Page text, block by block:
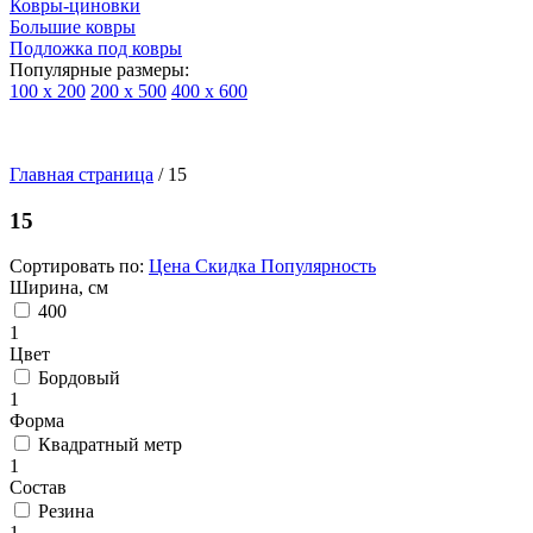
Ковры-циновки
Большие ковры
Подложка под ковры
Популярные размеры:
100 х 200 200 х 500 400 х 600
типу
Синтетические
ковры
ковры
Главная страница / 15
15
Сортировать по: Цена Скидка Популярность
Ширина, см
400
1
Цвет
Бордовый
1
Форма
Квадратный метр
1
Состав
Резина